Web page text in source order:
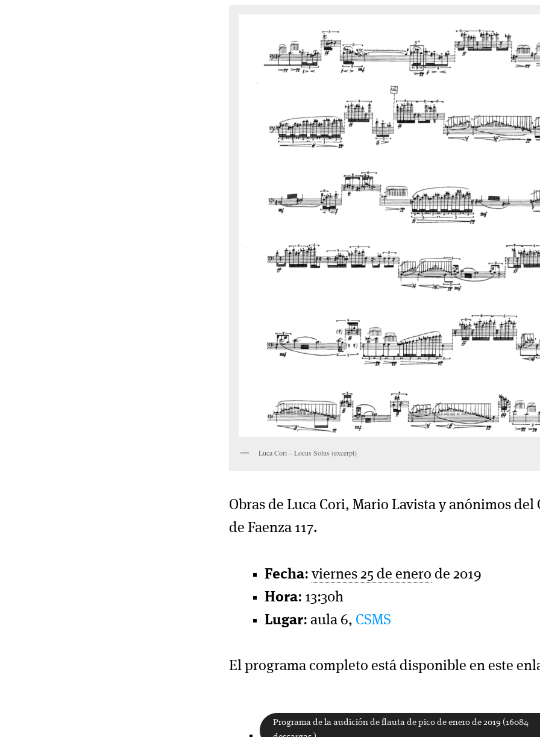
Luca Cori – Locus Solus (excerpt)
Obras de Luca Cori, Mario Lavista y anónimos del
de Faenza 117.
Fecha: viernes 25 de enero de 2019
Hora: 13:30h
Lugar: aula 6, CSMS
El programa completo está disponible en este
Programa de la audición de flauta de pico de enero de 2019 (16084